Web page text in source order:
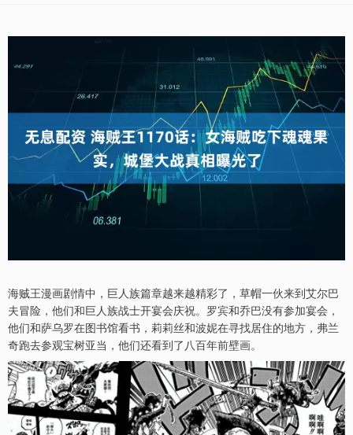
海贼王漫画剧情中，巨人族篇章越来越精彩了，草帽一伙来到艾尔巴
夫冒险，他们和巨人族战士开宴会庆祝。罗宾和乔巴没有参加宴会，
他们和萨乌罗在图书馆看书，莉莉丝和波妮在寻找居住的地方，弗兰
奇跑去参观宝树亚当，他们还看到了八百年前壁画。